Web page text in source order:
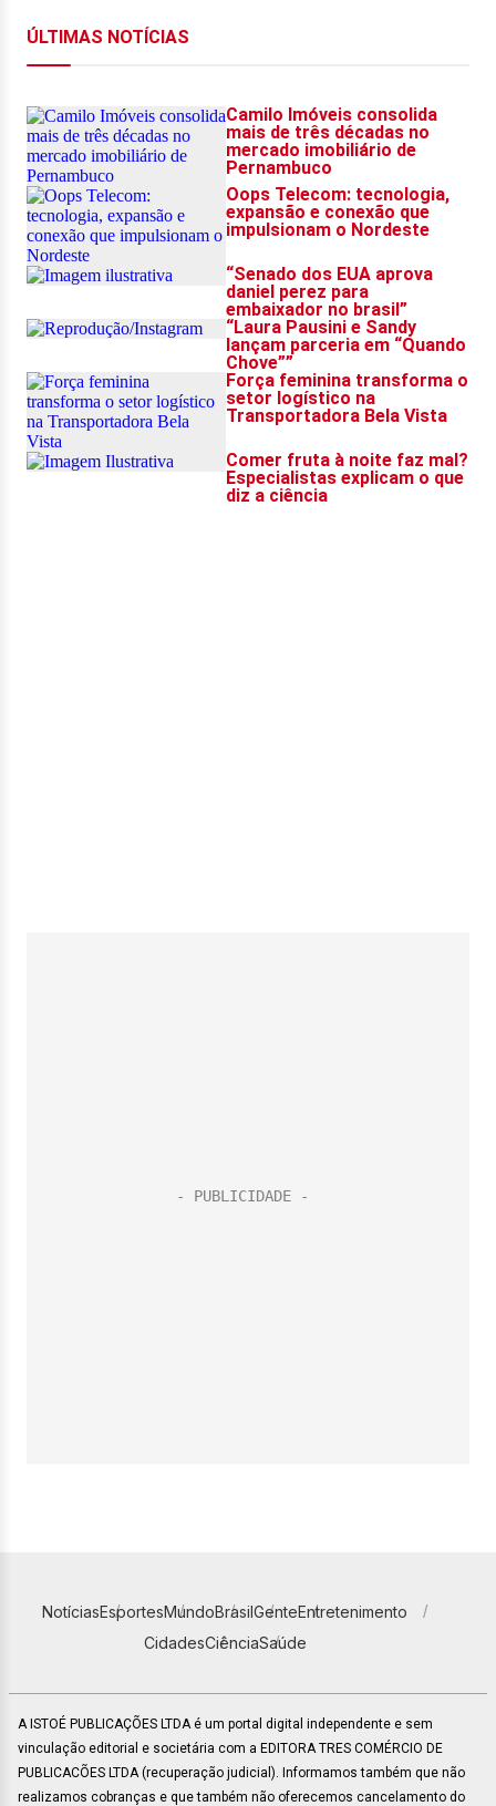
NotíciasEsportesMundoBrasilGenteEntretenimento
CidadesCiênciaSaúde
A ISTOÉ PUBLICAÇÕES LTDA é um portal digital independente e sem
vinculação editorial e societária com a EDITORA TRES COMÉRCIO DE
PUBLICACÕES LTDA (recuperação judicial). Informamos também que não
realizamos cobranças e que também não oferecemos cancelamento do